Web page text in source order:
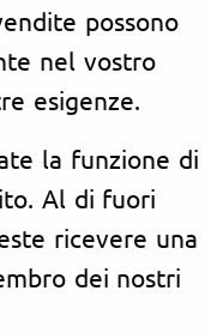
possono
nel vostro
esigenze.
la funzione di
Al di fuori
ricevere una
dei nostri